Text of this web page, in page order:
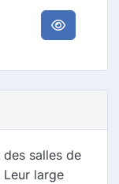
salles de
large